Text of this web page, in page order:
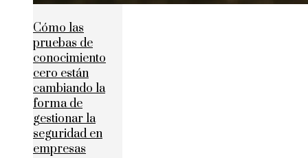
Cómo las
pruebas de
conocimiento
cero están
cambiando la
forma de
gestionar la
seguridad en
empresas